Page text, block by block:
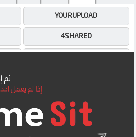
YOURUPLOAD
4SHARED
MEGA